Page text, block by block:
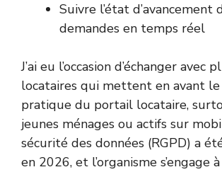
Suivre l’état d’avancement
demandes en temps réel
J’ai eu l’occasion d’échanger avec
locataires qui mettent en avant
pratique du portail locataire,
jeunes ménages ou actifs sur
sécurité des données (RGPD) a
en 2026, et l’organisme s’engage